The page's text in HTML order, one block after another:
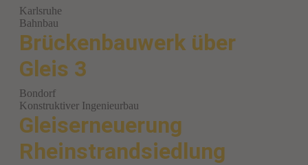
Karlsruhe
Bahnbau
Brückenbauwerk über
Gleis 3
Bondorf
Konstruktiver Ingenieurbau
Gleiserneuerung
Rheinstrandsiedlung